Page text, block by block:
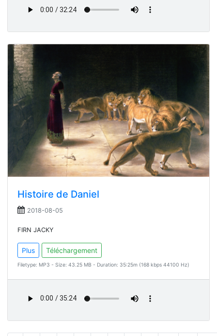
Histoire de Daniel
2018-08-05
FIRN JACKY
Plus Téléchargement
Filetype: MP3 - Size: 43.25 MB - Duration: 35:25m (168 kbps 44100 Hz)